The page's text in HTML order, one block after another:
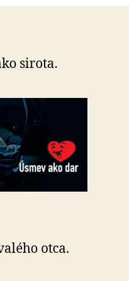
si­ro­ta.
otca.